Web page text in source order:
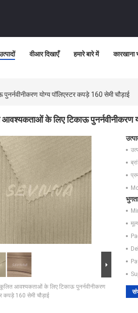
वीआर दिखाएँ हमारे बारे में कारखाना
योग्य पॉलिएस्टर कपड़े 160 सेमी चौड़ाई
के लिए टिकाऊ पुनर्नवीनीकरण
आवश्यकताओं के लिए टिकाऊ पुनर्नवीनीकरण
कपड़े 160 सेमी चौड़ाई